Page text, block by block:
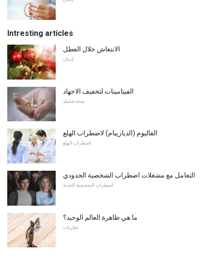
Intresting articles
الانتعاش خلال العطل
إدمان
الفيتامينات لتخفيف الاجهاد
صحة شاملة
الفاليوم (الديازيبام) لاضطراب الهلع
اضطراب الهلع
التعامل مع مشغلات اضطراب الشخصية الحدودي
اضطراب الشخصية الحدية
ما هي ظاهرة العالم الوحيد؟
نظريات